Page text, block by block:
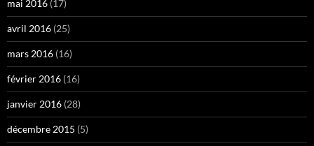
mai 2016 (17)
avril 2016 (25)
mars 2016 (16)
février 2016 (16)
janvier 2016 (28)
décembre 2015 (5)